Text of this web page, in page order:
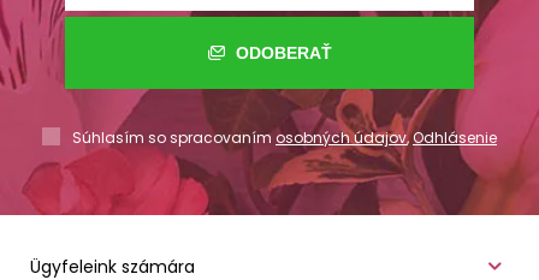
ODOBERAŤ
Súhlasím so spracovaním osobných údajov,Odhlásenie
Ügyfeleink számára